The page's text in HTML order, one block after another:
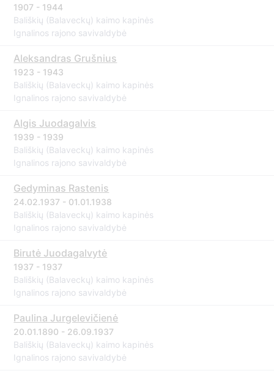
1907 - 1944
Bališkių (Balaveckų) kaimo kapinės
Ignalinos rajono savivaldybė
Aleksandras Grušnius
1923 - 1943
Bališkių (Balaveckų) kaimo kapinės
Ignalinos rajono savivaldybė
Algis Juodagalvis
1939 - 1939
Bališkių (Balaveckų) kaimo kapinės
Ignalinos rajono savivaldybė
Gedyminas Rastenis
24.02.1937 - 01.01.1938
Bališkių (Balaveckų) kaimo kapinės
Ignalinos rajono savivaldybė
Birutė Juodagalvytė
1937 - 1937
Bališkių (Balaveckų) kaimo kapinės
Ignalinos rajono savivaldybė
Paulina Jurgelevičienė
20.01.1890 - 26.09.1937
Bališkių (Balaveckų) kaimo kapinės
Ignalinos rajono savivaldybė